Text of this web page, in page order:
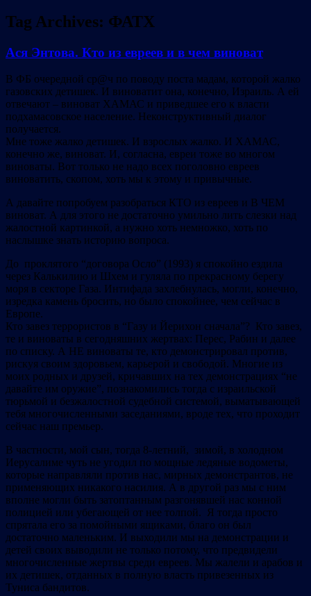
Tag Archives: ФАТХ
Ася Энтова. Кто из евреев и в чем виноват
В ФБ очередной ср@ч по поводу поста мадам, которой жалко
газовских детишек. И виноватит она, конечно, Израиль. А ей
отвечают – виноват ХАМАС и приведшее его к власти
подхамасовское население. Неконструктивный диалог
получается.
Мне тоже жалко детишек. И взрослых жалко. И ХАМАС,
конечно же, виноват. И, согласна, евреи тоже во многом
виноваты. Вот только не надо всех поголовно евреев
виноватить, скопом, хоть мы к этому и привычные.
А давайте попробуем разобраться КТО из евреев и В ЧЕМ
виноват. А для этого не достаточно умильно лить слезки над
жалостной картинкой, а нужно хоть немножко, хоть по
наслышке знать историю вопроса.
До проклятого “договора Осло” (1993) я спокойно ездила
через Калькилию и Шхем и гуляла по прекрасному берегу
моря в секторе Газа. Интифада захлебнулась, могли, конечно,
изредка камень бросить, но было спокойнее, чем сейчас в
Европе.
Кто завез террористов в “Газу и Йерихон сначала”? Кто завез,
те и виноваты в сегодняшних жертвах: Перес, Рабин и далее
по списку. А НЕ виноваты те, кто демонстрировал против,
рискуя своим здоровьем, карьерой и свободой. Многие из
моих родных и друзей, кричавших на тех демонстрациях “не
давайте им оружие”, познакомились тогда с израильской
тюрьмой и безжалостной судебной системой, выматывающей
тебя многочисленными заседаниями, вроде тех, что проходит
сейчас наш премьер.
В частности, мой сын, тогда 8-летний, зимой, в холодном
Иерусалиме чуть не угодил по мощные ледяные водометы,
которые направляли против нас, мирных демонстрантов, не
применяющих никакого насилия. А в другой раз мы с ним
вполне могли быть затоптанным разгонявшей нас конной
полицией или убегающей от нее толпой. Я тогда просто
спрятала его за помойными ящиками, благо он был
достаточно маленьким. И выходили мы на демонстрации и
детей своих выводили не только потому, что предвидели
многочисленные жертвы среди евреев. Мы жалели и арабов и
их детишек, отданных в полную власть привезенных из
Туниса бандитов.